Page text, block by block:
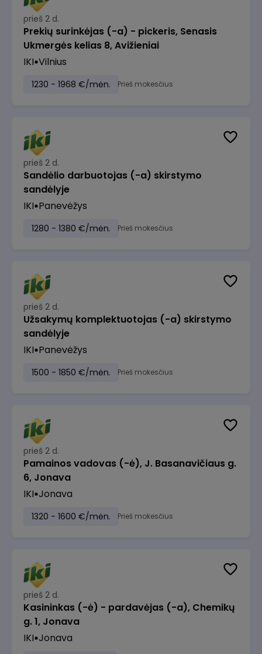
prieš 2 d.
Prekių surinkėjas (-a) - pickeris, Senasis
Ukmergės kelias 8, Avižieniai
IKI Vilnius
1230 - 1968 €/mėn. Prieš mokesčius
prieš 2 d.
Sandėlio darbuotojas (-a) skirstymo
sandėlyje
IKI Panevėžys
1280 - 1380 €/mėn. Prieš mokesčius
prieš 2 d.
Užsakymų komplektuotojas (-a) skirstymo
sandėlyje
IKI Panevėžys
1500 - 1850 €/mėn. Prieš mokesčius
prieš 2 d.
Pamainos vadovas (-ė), J. Basanavičiaus g.
6, Jonava
IKI Jonava
1320 - 1600 €/mėn. Prieš mokesčius
prieš 2 d.
Kasininkas (-ė) - pardavėjas (-a), Chemikų
g. 1, Jonava
IKI Jonava